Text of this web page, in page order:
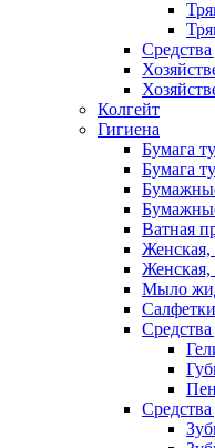
Колгейт
Гигиена
Бумага
Бумага
Ватная
Женская,
Женская,
Мыло
Средства